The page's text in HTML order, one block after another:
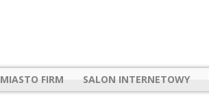
MIASTO FIRM SALON INTERNETOWY